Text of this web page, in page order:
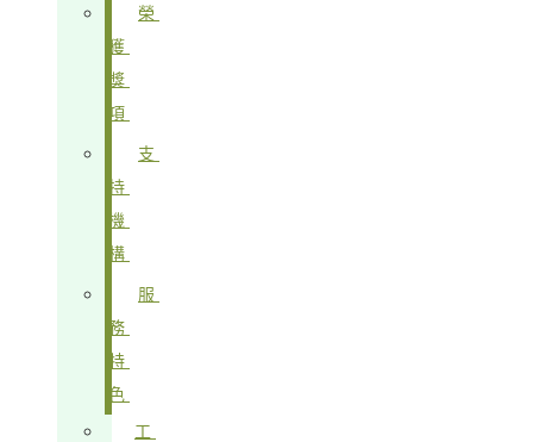
榮
獲
獎
項
支
持
機
構
服
務
特
色
工